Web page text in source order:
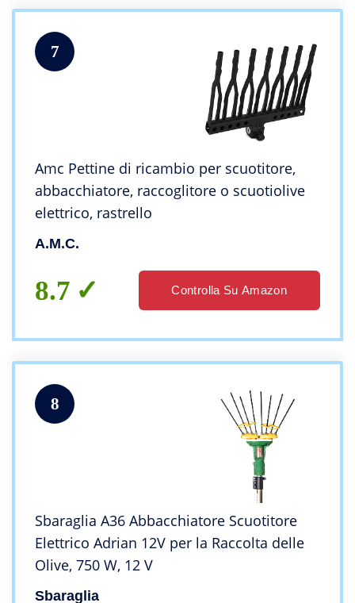
7
Amc Pettine di ricambio per scuotitore,
abbacchiatore, raccoglitore o scuotiolive
elettrico, rastrello
A.M.C.
8.7 Controlla Su Amazon
8
Sbaraglia A36 Abbacchiatore Scuotitore
Elettrico Adrian 12V per la Raccolta delle
Olive, 750 W, 12 V
Sbaraglia